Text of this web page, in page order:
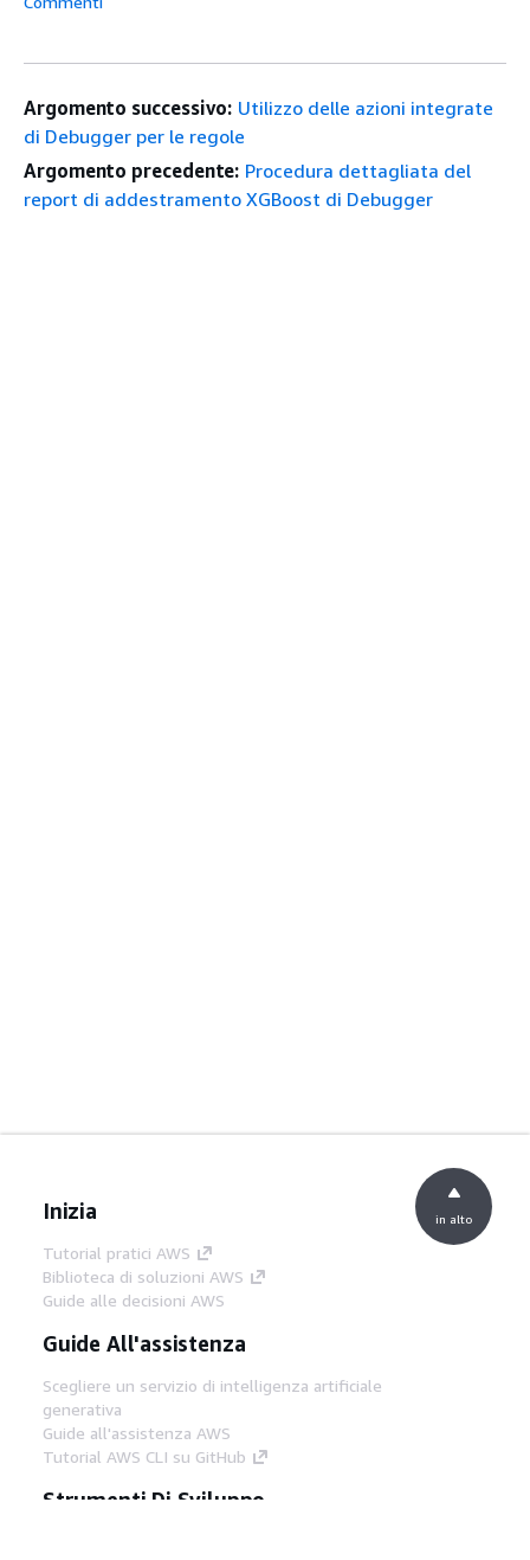
Argomento successivo: Utilizzo delle azioni integrate
di Debugger per le regole
Argomento precedente: Procedura dettagliata del
report di addestramento XGBoost di Debugger
Inizia
Tutorial pratici AWS
Biblioteca di soluzioni AWS
Guide alle decisioni AWS
Guide All'assistenza
Scegliere un servizio di intelligenza artificiale
generativa
Guide all'assistenza AWS
Tutorial AWS CLI su GitHub
Strumenti Di Sviluppo
in alto